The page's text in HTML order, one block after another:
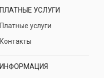
ПЛАТНЫЕ УСЛУГИ
Платные услуги
Контакты
ИНФОРМАЦИЯ